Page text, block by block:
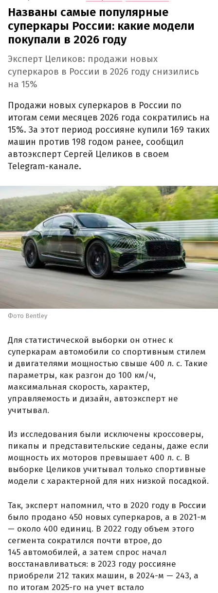
Названы самые популярные
суперкары России: какие модели
покупали в 2026 году
Эксперт Целиков: продажи новых
суперкаров в России в 2026 году снизились
на 15%
Продажи новых суперкаров в России по
итогам семи месяцев 2026 года сократились на
15%. За этот период россияне купили 169 таких
машин против 198 годом ранее, сообщил
автоэксперт Сергей Целиков в своем
Telegram-канале.
Фото Bentley
Для статистической выборки он отнес к
суперкарам автомобили со спортивным стилем
и двигателями мощностью свыше 400 л. с. Такие
параметры, как разгон до 100 км/ч,
максимальная скорость, характер,
управляемость и дизайн, автоэксперт не
учитывал.
Из исследования были исключены кроссоверы,
пикапы и представительские седаны, даже если
мощность их моторов превышает 400 л. с. В
выборке Целиков учитывал только спортивные
модели с характерной для них низкой посадкой.
Так, эксперт напомнил, что в 2020 году в России
было продано 450 новых суперкаров, а в 2021-м
— около 400 единиц. В 2022 году объем этого
сегмента сократился почти втрое, до
145 автомобилей, а затем спрос начал
восстанавливаться: в 2023 году россияне
приобрели 212 таких машин, в 2024-м — 243, а
по итогам 2025-го на учет встало